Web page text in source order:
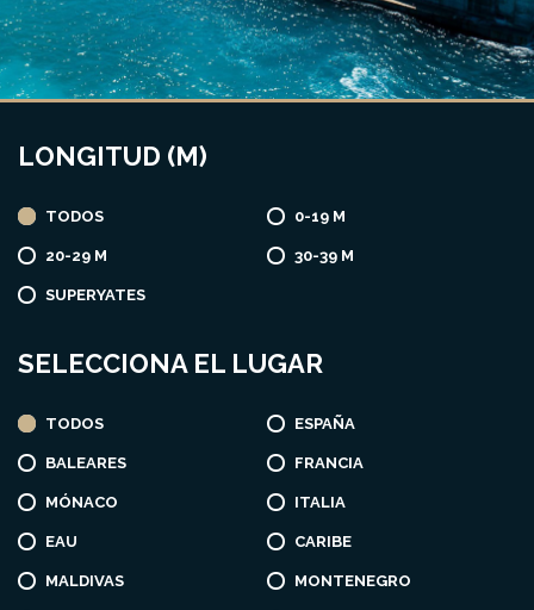
LONGITUD (M)
TODOS 0-19 M
20-29 M 30-39 M
SUPERYATES
SELECCIONA EL LUGAR
TODOS ESPAÑA
BALEARES FRANCIA
MÓNACO ITALIA
EAU CARIBE
MALDIVAS MONTENEGRO